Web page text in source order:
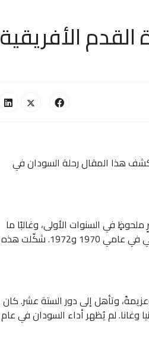
الأفريقية
هذا المقال رحلة السودان في
أجل إحداث تأثيرٍ ملحوظٍ في السنوات الأولى، وغالبًا ما
فشل في تجاوز دور المجموعات. لم يبدأ السودان في ترسيخ مكانته كخصمٍ قوي إلا في سبعينيات القرن الماضي، حيث وصل إلى ربع النهائي في عامي 1970 و1972. شكّلت هذه
صمودًا وعزيمةً، وتأهل إلى دور الستة عشر. كان
وغانا. لم يُظهر أداء السودان في عام